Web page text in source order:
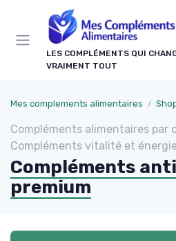
LES COMPLÉMENTS QUI
VRAIMENT TOUT
Mes complements alimentaires
Compléments alimentaires
Compléments vitalité et
Compléments
premium
Panneau de gestion des cookies